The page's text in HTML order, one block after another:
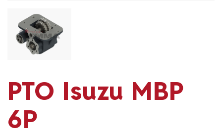
تواصل
+90 332 236 01 80
PTO Isuzu MBP
6P